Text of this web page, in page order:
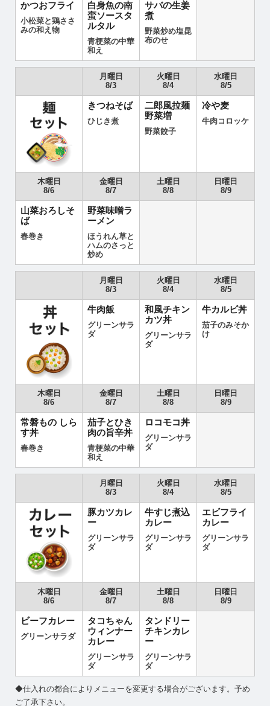
かつおフライ
小松菜と鶏ささ
みの和え物
白身魚の南
蛮ソースタ
ルタル
青梗菜の中華
和え
サバの生姜
煮
野菜炒め塩昆
布のせ
月曜日
8/3
火曜日
8/4
水曜日
8/5
きつねそば
ひじき煮
二郎風拉麺
野菜増
野菜餃子
冷や麦
牛肉コロッケ
木曜日
8/6
金曜日
8/7
土曜日
8/8
日曜日
8/9
山菜おろしそ
ば
春巻き
野菜味噌ラ
ーメン
ほうれん草と
ハムのさっと
炒め
月曜日
8/3
火曜日
8/4
水曜日
8/5
牛肉飯
グリーンサラ
ダ
和風チキン
カツ丼
グリーンサラ
ダ
牛カルビ丼
茄子のみそか
け
木曜日
8/6
金曜日
8/7
土曜日
8/8
日曜日
8/9
常磐もの しら
す丼
春巻き
茄子とひき
肉の旨辛丼
青梗菜の中華
和え
ロコモコ丼
グリーンサラ
ダ
月曜日
8/3
火曜日
8/4
水曜日
8/5
豚カツカレ
ー
グリーンサラ
ダ
牛すじ煮込
カレー
グリーンサラ
ダ
エビフライ
カレー
グリーンサラ
ダ
木曜日
8/6
金曜日
8/7
土曜日
8/8
日曜日
8/9
ビーフカレー
グリーンサラダ
タコちゃん
ウィンナー
カレー
グリーンサラ
ダ
タンドリー
チキンカレ
ー
グリーンサラ
ダ
◆仕入れの都合によりメニューを変更する場合がございます。予め
ご了承下さい。